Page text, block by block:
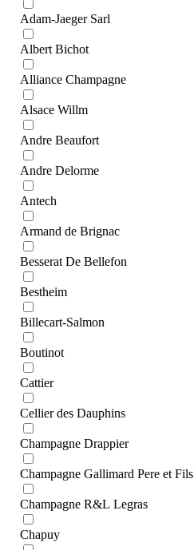
Adam-Jaeger Sarl
Albert Bichot
Alliance Champagne
Alsace Willm
Andre Beaufort
Andre Delorme
Antech
Armand de Brignac
Besserat De Bellefon
Bestheim
Billecart-Salmon
Boutinot
Cattier
Cellier des Dauphins
Champagne Drappier
Champagne Gallimard Pere et Fils
Champagne R&L Legras
Chapuy